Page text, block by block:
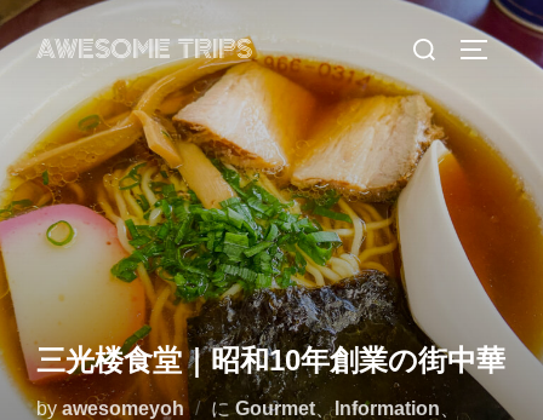
コ
ン
へ
ス
キ
ッ
プ
AWESOME TRIPS
検
対
象:
サイド
三光楼食堂｜昭和10年創業の街中華
byawesomeyoh にGourmet、 Information